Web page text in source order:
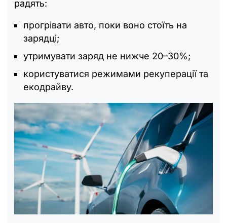
радять:
прогрівати авто, поки воно стоїть на
зарядці;
утримувати заряд не нижче 20–30%;
користуватися режимами рекуперації та
екодрайву.